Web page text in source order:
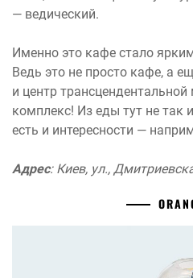
— ведический.
Именно это кафе стало
Ведь это не просто кафе, а
и центр
комплекс! Из еды тут не так
есть и интересности —
Адрес: Киев, ул.,